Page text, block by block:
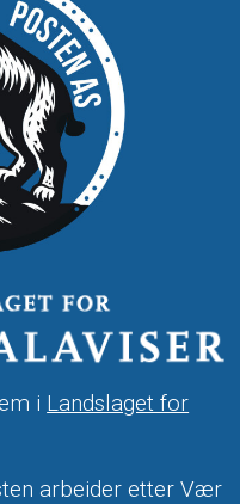
i Landslaget for
arbeider etter Vær